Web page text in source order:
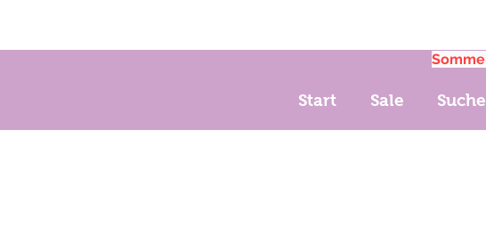
Start Sale Suche